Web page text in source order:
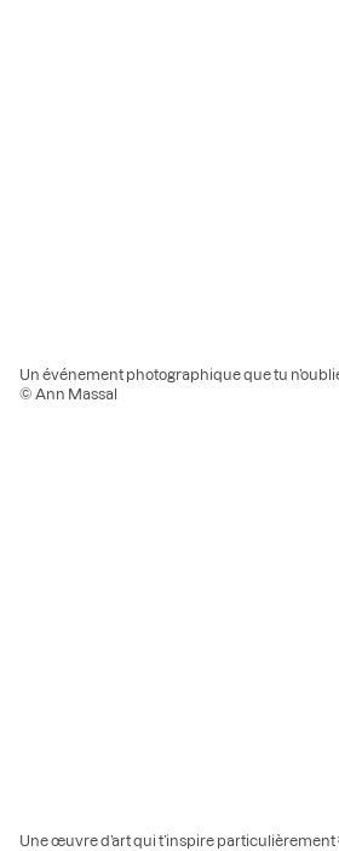
Un événement photographique que tu
© Ann Massal
Une œuvre d’art qui t’inspire particulièrement